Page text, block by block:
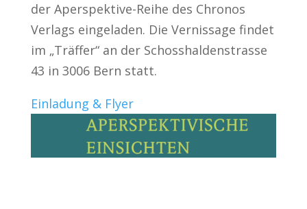
der Aperspektive-Reihe des Chronos
Verlags eingeladen. Die Vernissage findet
im „Träffer“ an der Schosshaldenstrasse
43 in 3006 Bern statt.
Einladung & Flyer